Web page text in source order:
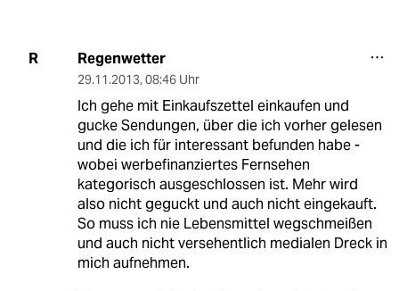
R Regenwetter
29.11.2013, 08:46 Uhr
Ich gehe mit Einkaufszettel einkaufen und
gucke Sendungen, über die ich vorher gelesen
und die ich für interessant befunden habe -
wobei werbefinanziertes Fernsehen
kategorisch ausgeschlossen ist. Mehr wird
also nicht geguckt und auch nicht eingekauft.
So muss ich nie Lebensmittel wegschmeißen
und auch nicht versehentlich medialen Dreck in
mich aufnehmen.